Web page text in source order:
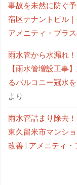
事故を未然に防ぐ
宿区テナントビル
アメニティ・プラ
雨水管から水漏れ
【雨水管増設工事
るバルコニー冠水
より
雨水管詰まり除去
東久留米市マンシ
改善 | アメニティ